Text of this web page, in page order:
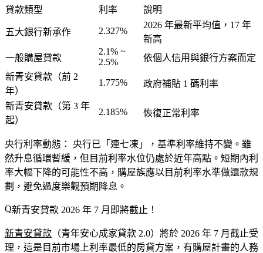
貸款類型 利率 說明
五大銀行新承作 2.327%
2026 年最新平均值，17 年
新高
一般購屋貸款
2.1% ~
2.5%
依個人信用與銀行方案而定
新青安貸款（前 2
年）
1.775% 政府補貼 1 碼利率
新青安貸款（第 3 年
起）
2.185% 恢復正常利率
央行利率動態：
央行已「連七凍」，基準利率維持不變。雖
然升息循環暫緩，但目前利率水位仍處於近年高點。短期內利
率大幅下降的可能性不高，購屋族應以目前利率水準做還款規
劃，避免過度樂觀預期降息。
新青安貸款 2026 年 7 月即將截止！
新青安貸款 （青年安心成家貸款 2.0）將於 2026 年 7 月截止受
理 ，這是目前市場上利率最低的房貸方案，有購屋計畫的人務